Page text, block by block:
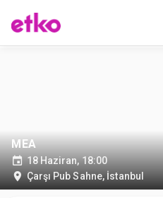
MEA
18 Haziran, 18:00
Çarşı Pub Sahne, İstanbul